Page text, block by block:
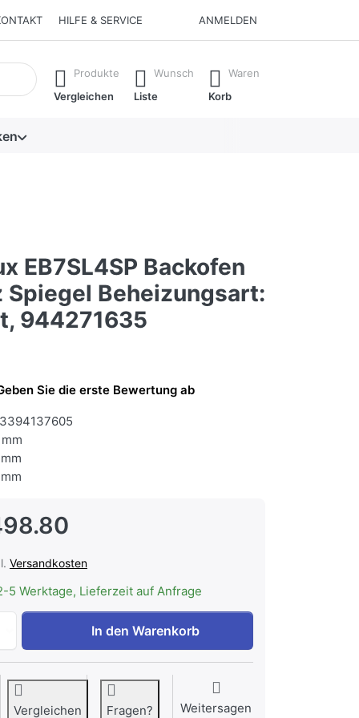
HILFE & SERVICE ANMELDEN
erste Ergebnisse. Drücken Sie die Eingabetaste, um alle
Produkte
Vergleichen
Wunsch
Liste
Waren
Korb
EB7SL4SP Backofen
Spiegel Beheizungsart:
944271635
Sie die erste Bewertung ab
Versandkosten
5 Werktage, Lieferzeit auf Anfrage
Electrolux EB7SL4SP Backofen Schwarz Spiegel
In den Warenkorb
Vergleichen Fragen? Weitersagen